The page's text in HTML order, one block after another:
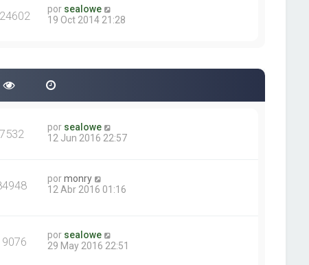
por sealowe
19 Oct 2014 21:28
7532 por sealowe
12 Jun 2016 22:57
pormonry
12 Abr 2016 01:16
por sealowe
29 May 2016 22:51